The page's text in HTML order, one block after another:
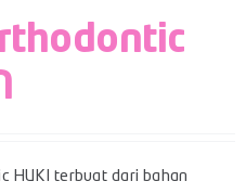
HUKI terbuat dari bahan